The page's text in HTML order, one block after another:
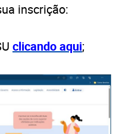
inscrição:
clicando aqui;